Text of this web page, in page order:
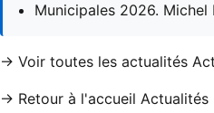
Municipales 2026.
→ Voir toutes les actualités
→ Retour à l'accueil Actualités